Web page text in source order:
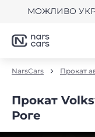
МОЖЛИВО
NarsCars Прокат
Прокат
Роге